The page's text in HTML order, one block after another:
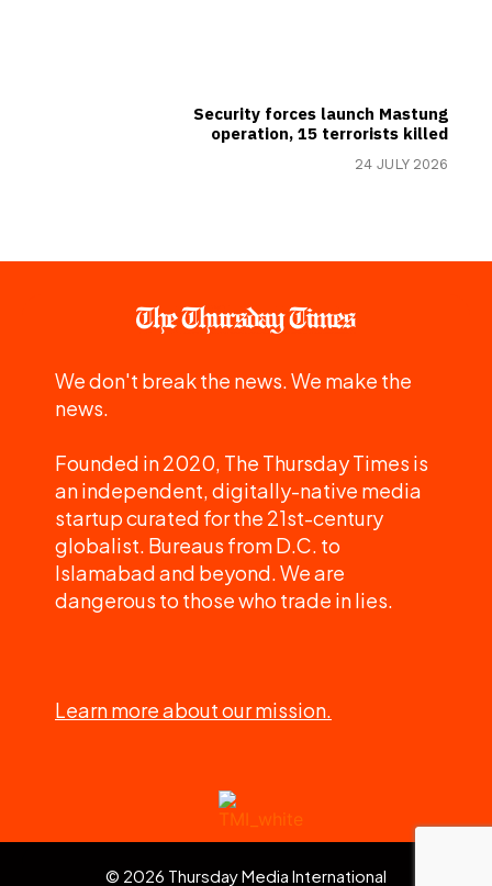
Security forces launch Mastung
operation, 15 terrorists killed
24 JULY 2026
We don't break the news. We make the
news.
Founded in 2020, The Thursday Times is
an independent, digitally-native media
startup curated for the 21st-century
globalist. Bureaus from D.C. to
Islamabad and beyond. We are
dangerous to those who trade in lies.
Learn more about our mission.
© 2026 Thursday Media International